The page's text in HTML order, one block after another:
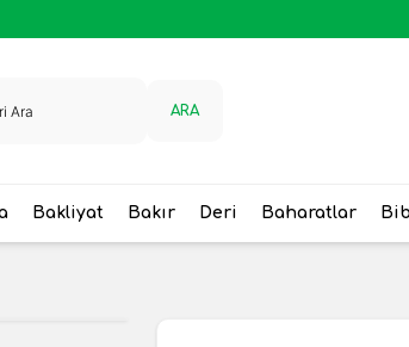
ARA
Bakliyat Bakır Deri Baharatlar